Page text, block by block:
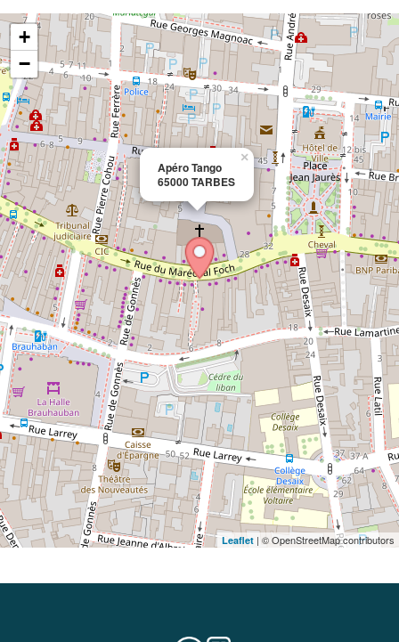
Apéro Tango
65000 TARBES
×
+
−
Leaflet | © OpenStreetMap contributors